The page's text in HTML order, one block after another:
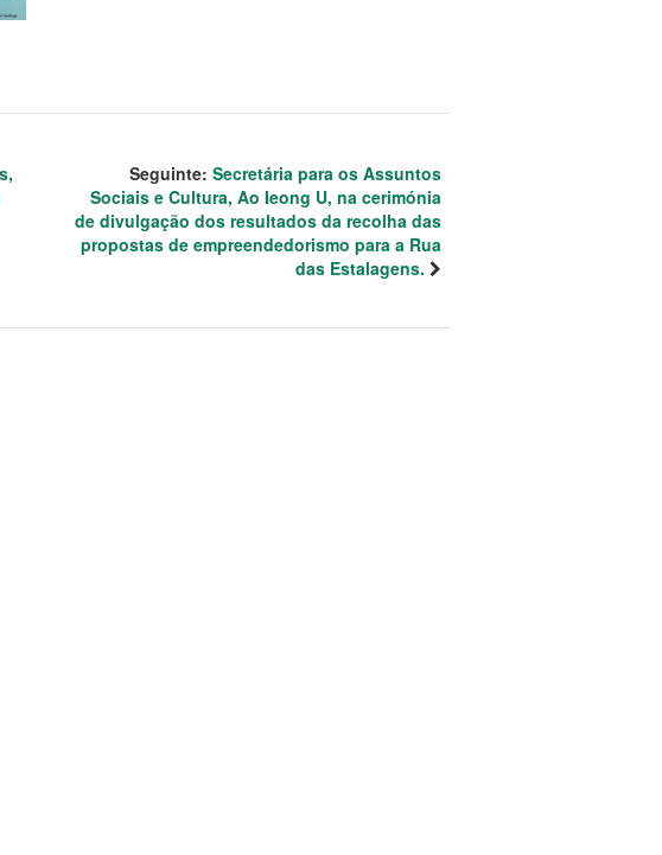
Seguinte: Secretária para os Assuntos
Sociais e Cultura, Ao Ieong U, na cerimónia
de divulgação dos resultados da recolha das
propostas de empreendedorismo para a Rua
das Estalagens.